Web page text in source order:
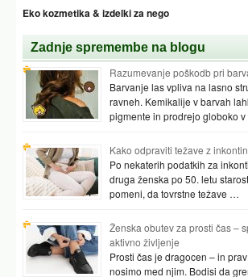
Eko kozmetika & izdelki za nego
Zadnje spremembe na blogu
Razumevanje poškodb pri
Barvanje las vpliva na lasno
ravneh. Kemikalije v barvah
pigmente in prodrejo globoko
Kako odpraviti težave z
Po nekaterih podatkih za
druga ženska po 50. letu
pomeni, da tovrstne težave …
Ženska obutev za prosti čas –
aktivno življenje
Prosti čas je dragocen – in
nosimo med njim. Bodisi da